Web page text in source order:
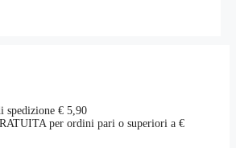
spedizione € 5,90
per ordini pari o superiori a €